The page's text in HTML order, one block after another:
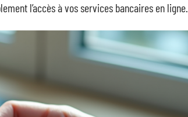
l’accès à vos services bancaires en ligne.